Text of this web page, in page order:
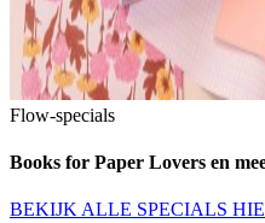
Flow-specials
Books for Paper Lovers en
BEKIJK ALLE SPECIALS